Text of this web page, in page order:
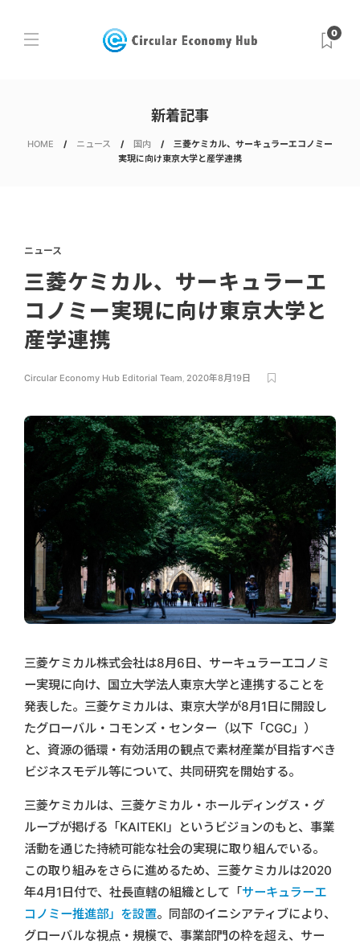
0
新着記事
HOME ニュース 国内
三菱ケミカル、サーキュラーエコノミー
実現に向け東京大学と産学連携
ニュース
三菱ケミカル、サーキュラーエ
コノミー実現に向け東京大学と
産学連携
Circular Economy Hub Editorial Team, 2020年8月19日
三菱ケミカル株式会社は8月6日、サーキュラーエコノミ
ー実現に向け、国立大学法人東京大学と連携することを
発表した。三菱ケミカルは、東京大学が8月1日に開設し
たグローバル・コモンズ・センター（以下「CGC」）
と、資源の循環・有効活用の観点で素材産業が目指すべき
ビジネスモデル等について、共同研究を開始する。
三菱ケミカルは、三菱ケミカル・ホールディングス・グ
ループが掲げる「KAITEKI」というビジョンのもと、事業
活動を通じた持続可能な社会の実現に取り組んでいる。
この取り組みをさらに進めるため、三菱ケミカルは2020
年4月1日付で、社長直轄の組織として「サーキュラーエ
コノミー推進部」を設置。同部のイニシアティブにより、
グローバルな視点・規模で、事業部門の枠を超え、サー